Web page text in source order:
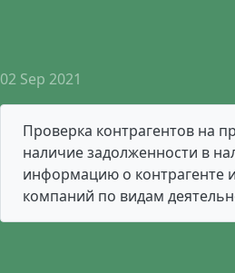
02 Sep 2021
Проверка контрагентов на
наличие задолженности в
информацию о контрагенте
компаний по видам